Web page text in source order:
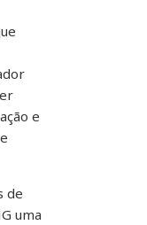
e
de
uma